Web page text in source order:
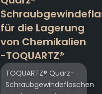
für die Lagerung
von Chemikalien
-TOQUARTZ®
TOQUARTZ® Quarz-
Schraubgewindeflaschen